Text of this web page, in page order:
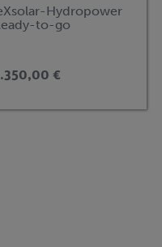
Hydropower
to-go
€